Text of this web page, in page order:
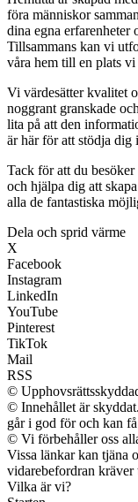
föra människor
dina egna erfarenheter
Tillsammans kan vi
våra hem till en plats vi
Vi värdesätter kvalitet
noggrant granskade
lita på att den
är här för att stödja dig
Tack för att du
och hjälpa dig att
alla de fantastiska
Dela och sprid värme
X
Facebook
Instagram
LinkedIn
YouTube
Pinterest
TikTok
Mail
RSS
©
© Innehållet är
går i god för och kan
© Vi förbehåller oss
Vissa länkar kan tjäna
vidarebefordran kräver
Vilka är vi?